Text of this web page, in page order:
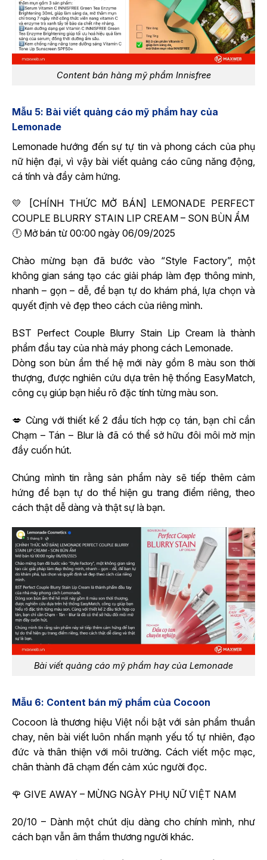
Content bán hàng mỹ phẩm Innisfree
Mẫu 5: Bài viết quảng cáo mỹ phẩm hay của
Lemonade
Lemonade hướng đến sự tự tin và phong cách của phụ
nữ hiện đại, vì vậy bài viết quảng cáo cũng năng động,
cá tính và đầy cảm hứng.
💛 [CHÍNH THỨC MỞ BÁN] LEMONADE PERFECT
COUPLE BLURRY STAIN LIP CREAM – SON BÙN ẨM
🕛 Mở bán từ 00:00 ngày 06/09/2025
Chào mừng bạn đã bước vào “Style Factory”, một
không gian sáng tạo các giải pháp làm đẹp thông minh,
nhanh – gọn – dễ, để bạn tự do khám phá, lựa chọn và
quyết định vẻ đẹp theo cách của riêng mình.
BST Perfect Couple Blurry Stain Lip Cream là thành
phẩm đầu tay của nhà máy phong cách Lemonade.
Dòng son bùn ẩm thế hệ mới này gồm 8 màu son thời
thượng, được nghiên cứu dựa trên hệ thống EasyMatch,
công cụ giúp bạn hiểu rõ đặc tính từng màu son.
💋 Cùng với thiết kế 2 đầu tích hợp cọ tán, bạn chỉ cần
Chạm – Tán – Blur là đã có thể sở hữu đôi môi mờ mịn
đầy cuốn hút.
Chúng mình tin rằng sản phẩm này sẽ tiếp thêm cảm
hứng để bạn tự do thể hiện gu trang điểm riêng, theo
cách thật dễ dàng và thật sự là bạn.
Bài viết quảng cáo mỹ phẩm hay của Lemonade
Mẫu 6: Content bán mỹ phẩm của Cocoon
Cocoon là thương hiệu Việt nổi bật với sản phẩm thuần
chay, nên bài viết luôn nhấn mạnh yếu tố tự nhiên, đạo
đức và thân thiện với môi trường. Cách viết mộc mạc,
chân thành đã chạm đến cảm xúc người đọc.
🌹 GIVE AWAY – MỪNG NGÀY PHỤ NỮ VIỆT NAM
20/10 – Dành một chút dịu dàng cho chính mình, như
cách bạn vẫn âm thầm thương người khác.